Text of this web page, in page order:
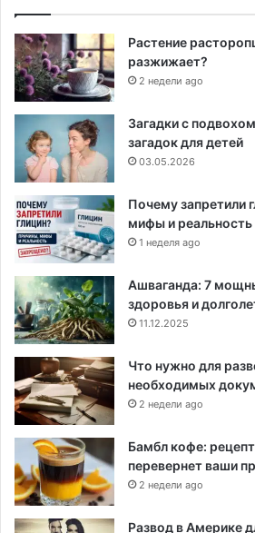
Растение
разжижает?
2 недели ago
Загадки с
загадок для детей
03.05.2026
Почему запретили
мифы и реальность
1 неделя ago
Ашваганда: 7
здоровья и
11.12.2025
Что нужно для
необходимых
2 недели ago
Бамбл кофе:
перевернет ваши
2 недели ago
Развод в Америке